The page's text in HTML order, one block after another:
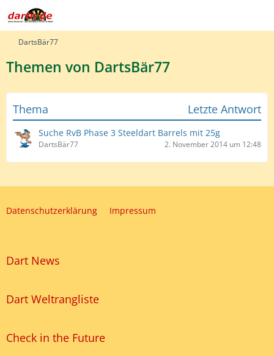
DartsBär77
Themen von DartsBär77
Thema Letzte Antwort
Suche RvB Phase 3 Steeldart Barrels mit 25g
DartsBär77 2. November 2014 um 12:48
Datenschutzerklärung Impressum
Dart News
Dart Weltrangliste
Check in the Future